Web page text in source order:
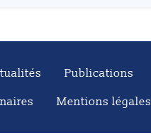
Publications
Mentions légales